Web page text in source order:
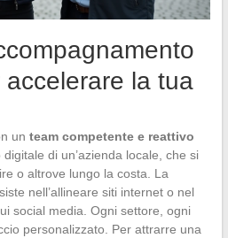
la tua
un team competente e reattivo
di un’azienda locale, che si
o altrove lungo la costa. La
nell’allineare siti internet o nel
social media. Ogni settore, ogni
personalizzato. Per attrarre una